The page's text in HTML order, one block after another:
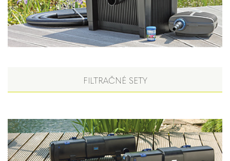
FILTRAČNÉ SETY